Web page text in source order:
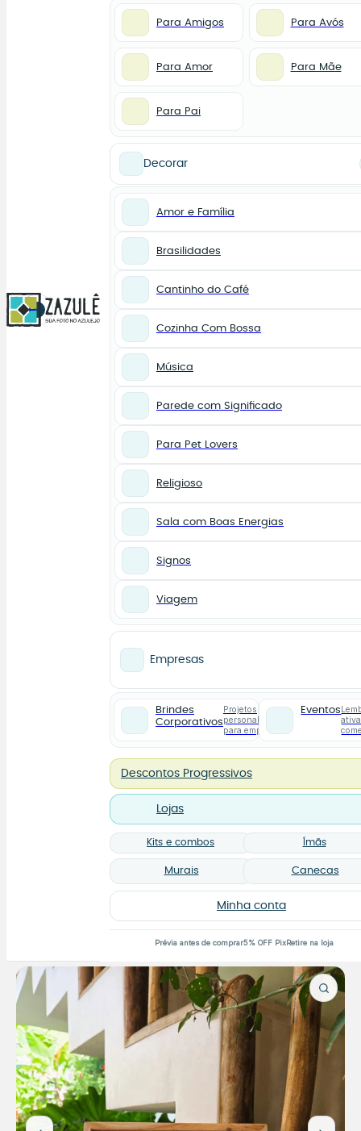
0
Para Amigos Para Avós
Para Amor Para Mãe
Para Pai
Decorar
Amor e Família
Brasilidades
Cantinho do Café
Cozinha Com Bossa
Música
Parede com Significado
Para Pet Lovers
Religioso
Sala com Boas Energias
Signos
Viagem
Empresas
Brindes
Corporativos
Projetos
personalizados
para empresas
Eventos
Descontos Progressivos
Lojas
Kits e combos Ímãs
Murais Canecas
Minha conta
Prévia antes de comprar5% OFF PixRetire na loja